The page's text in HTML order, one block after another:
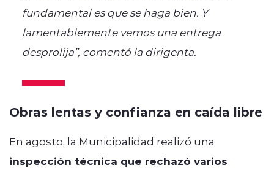
fundamental es que se haga bien. Y
lamentablemente vemos una entrega
desprolija”, comentó la dirigenta.
Obras lentas y confianza en caída libre
En agosto, la Municipalidad realizó una
inspección técnica que rechazó varios